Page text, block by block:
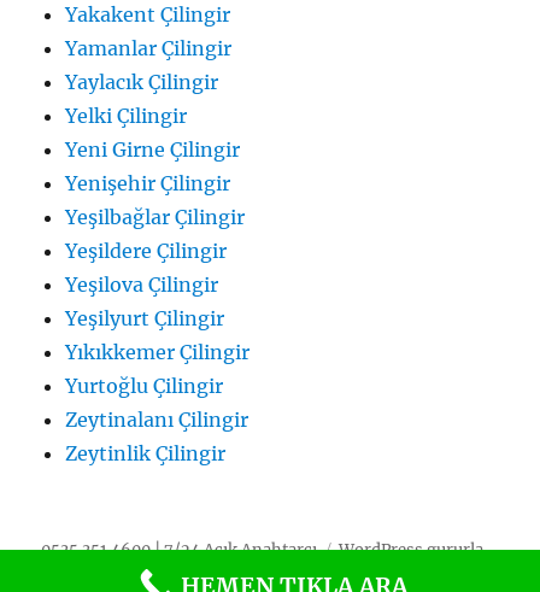
Yakakent Çilingir
Yamanlar Çilingir
Yaylacık Çilingir
Yelki Çilingir
Yeni Girne Çilingir
Yenişehir Çilingir
Yeşilbağlar Çilingir
Yeşildere Çilingir
Yeşilova Çilingir
Yeşilyurt Çilingir
Yıkıkkemer Çilingir
Yurtoğlu Çilingir
Zeytinalanı Çilingir
Zeytinlik Çilingir
0535 351 4600 | 7/24 Açık Anahtarcı
WordPress gururla
HEMEN TIKLA ARA